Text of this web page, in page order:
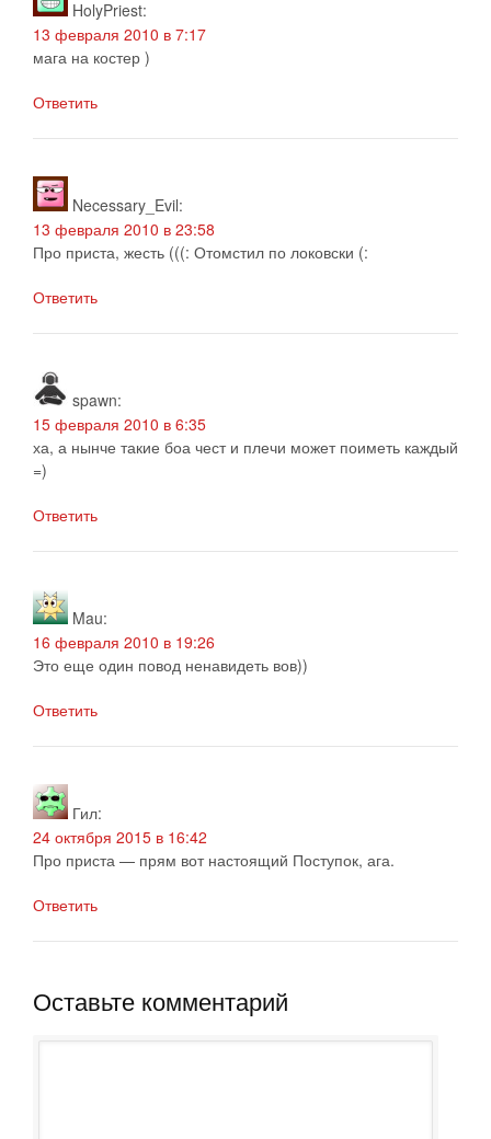
HolyPriest:
13 февраля 2010 в 7:17
мага на костер )
Ответить
Necessary_Evil:
13 февраля 2010 в 23:58
Про приста, жесть (((: Отомстил по локовски (:
Ответить
spawn:
15 февраля 2010 в 6:35
ха, а нынче такие боа чест и плечи может поиметь каждый
=)
Ответить
Mau:
16 февраля 2010 в 19:26
Это еще один повод ненавидеть вов))
Ответить
Гил:
24 октября 2015 в 16:42
Про приста — прям вот настоящий Поступок, ага.
Ответить
Оставьте комментарий